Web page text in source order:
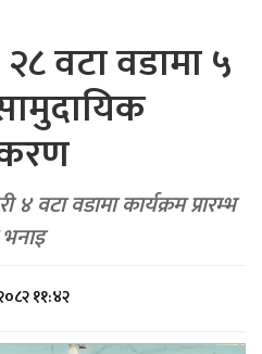
वटा वडामा ५
वटा वडामा कार्यक्रम प्रारम्भ
११:४२